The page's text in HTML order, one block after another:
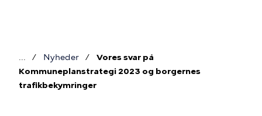
Brødkrumme
Nyheder
Vores svar på
Kommuneplanstrategi 2023 og borgernes
trafikbekymringer